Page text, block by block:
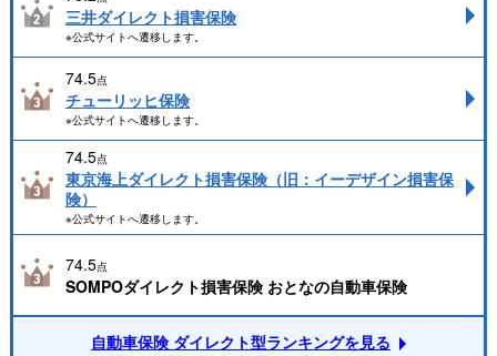
三井ダイレクト損害保険
※公式サイトへ遷移します。
74.5点
チューリッヒ保険
※公式サイトへ遷移します。
74.5点
東京海上ダイレクト損害保険（旧：イーデザイン損害保
険）
※公式サイトへ遷移します。
74.5点
SOMPOダイレクト損害保険 おとなの自動車保険
自動車保険 ダイレクト型ランキングを見る